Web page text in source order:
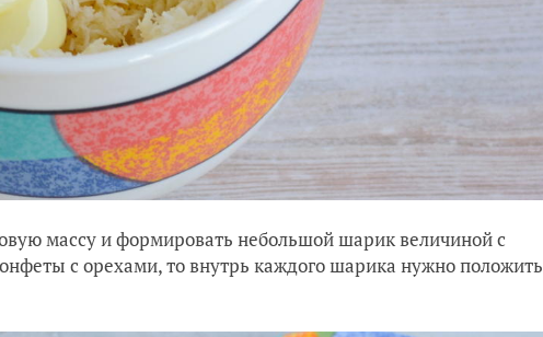
массу и формировать небольшой шарик величиной с
с орехами, то внутрь каждого шарика нужно положить